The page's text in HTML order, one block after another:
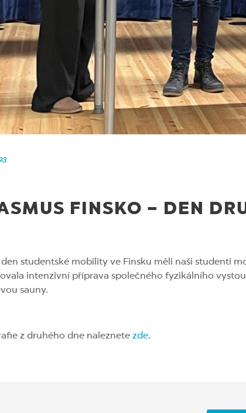
FINSKO – DEN
den studentské mobility ve Finsku měli naši studenti
intenzivní příprava společného fyzikálního
sauny.
z druhého dne naleznete zde.